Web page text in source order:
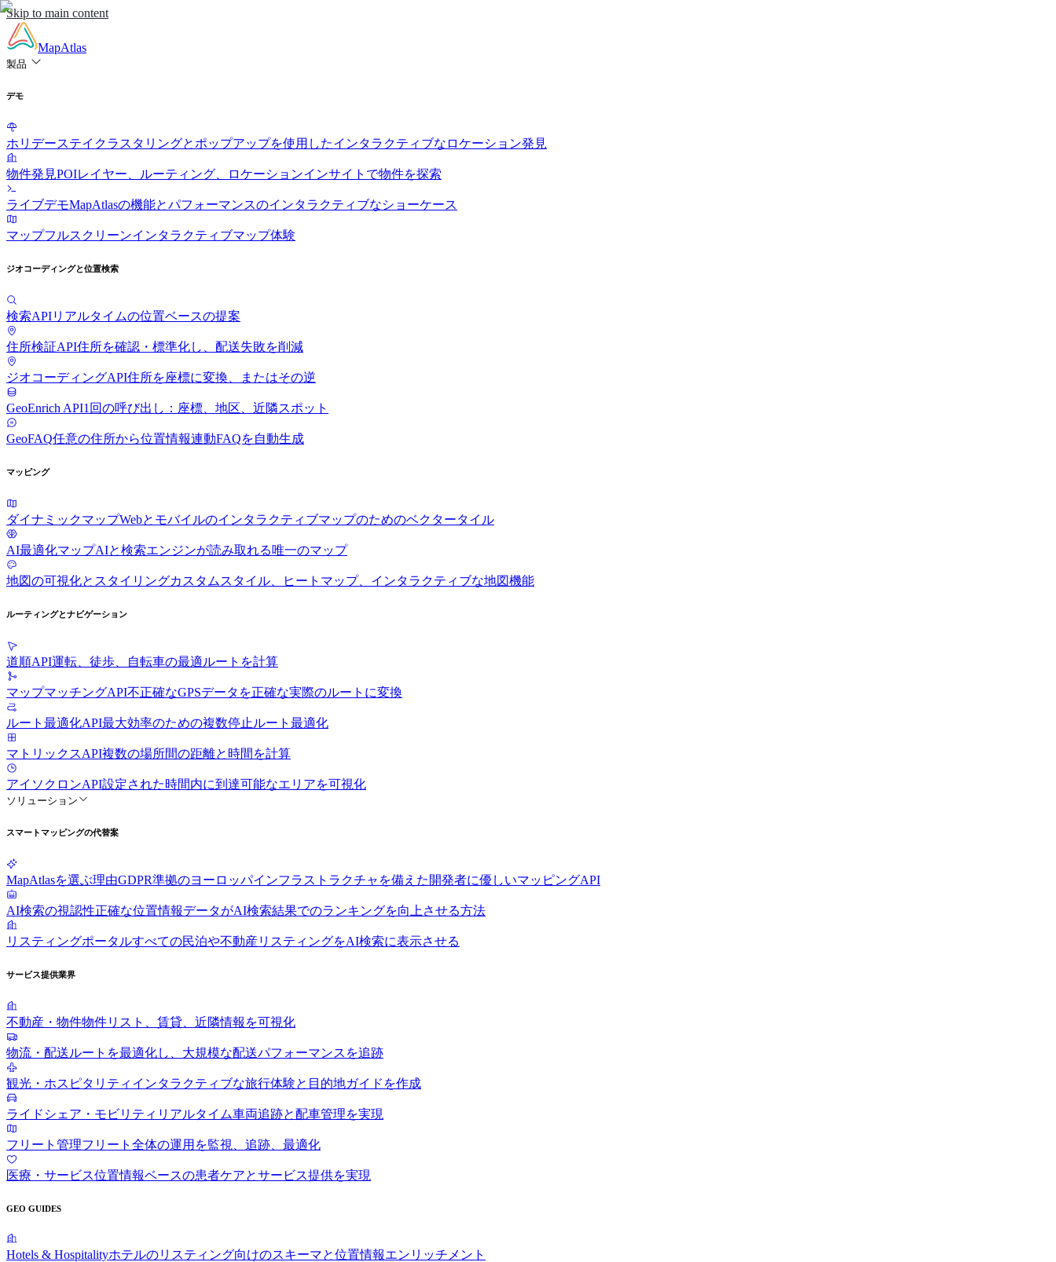
Skip to main content
MapAtlas
製品
デモ
ホリデーステイ クラスタリングとポップアップを使用したインタラクティブなロケーション発見
物件発見POIレイヤー、ルーティング、ロケーションインサイトで物件を探索
ライブデモMapAtlasの機能とパフォーマンスのインタラクティブなショーケース
マップフルスクリーンインタラクティブマップ体験
ジオコーディングと位置検索
検索APIリアルタイムの位置ベースの提案
住所検証API住所を確認・標準化し、配送失敗を削減
ジオコーディングAPI住所を座標に変換、またはその逆
GeoEnrich API1回の呼び出し：座標、地区、近隣スポット
GeoFAQ任意の住所から位置情報連動FAQを自動生成
マッピング
ダイナミックマップWebとモバイルのインタラクティブマップのためのベクタータイル
AI最適化マップAIと検索エンジンが読み取れる唯一のマップ
地図の可視化とスタイリングカスタムスタイル、ヒートマップ、インタラクティブな地図機能
ルーティングとナビゲーション
道順API運転、徒歩、自転車の最適ルートを計算
マップマッチングAPI不正確なGPSデータを正確な実際のルートに変換
ルート最適化API最大効率のための複数停止ルート最適化
マトリックスAPI複数の場所間の距離と時間を計算
アイソクロンAPI設定された時間内に到達可能なエリアを可視化
ソリューション
スマートマッピングの代替案
MapAtlasを選ぶ理由GDPR準拠のヨーロッパインフラストラクチャを備えた開発者に優しいマッピングAPI
AI検索の視認性正確な位置情報データがAI検索結果でのランキングを向上させる方法
リスティングポータルすべての民泊や不動産リスティングをAI検索に表示させる
サービス提供業界
不動産・物件物件リスト、賃貸、近隣情報を可視化
物流・配送ルートを最適化し、大規模な配送パフォーマンスを追跡
観光・ホスピタリティ インタラクティブな旅行体験と目的地ガイドを作成
ライドシェア・モビリティ リアルタイム車両追跡と配車管理を実現
フリート管理フリート全体の運用を監視、追跡、最適化
医療・サービス位置情報ベースの患者ケアとサービス提供を実現
GEO GUIDES
Hotels & Hospitalityホテルのリスティング向けのスキーマと位置情報エンリッチメント